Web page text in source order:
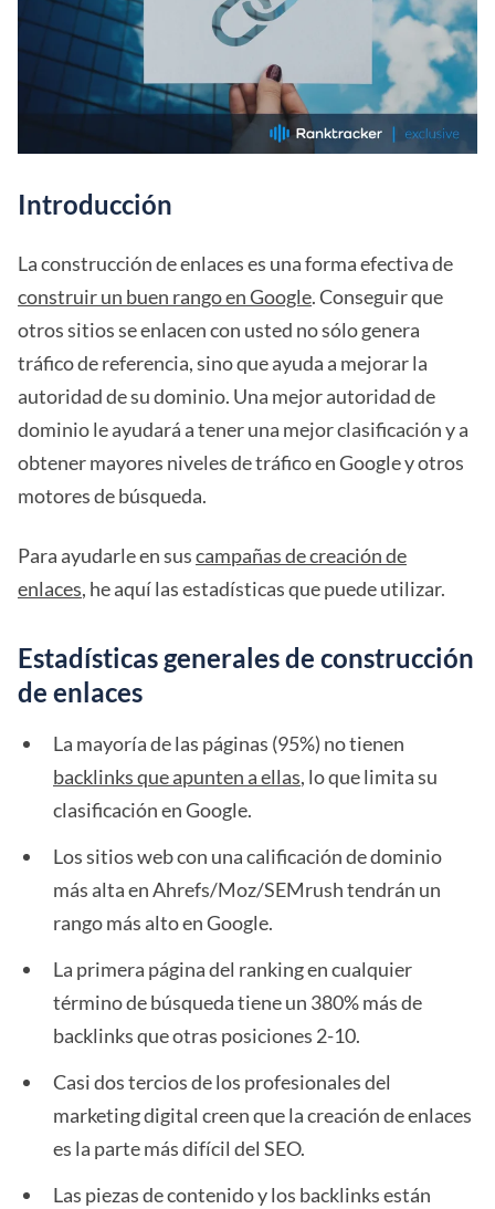
Introducción
La construcción de enlaces es una forma efectiva de
construir un buen rango en Google. Conseguir que
otros sitios se enlacen con usted no sólo genera
tráfico de referencia, sino que ayuda a mejorar la
autoridad de su dominio. Una mejor autoridad de
dominio le ayudará a tener una mejor clasificación y a
obtener mayores niveles de tráfico en Google y otros
motores de búsqueda.
Para ayudarle en suscampañas de creación de
enlaces, he aquí las estadísticas que puede utilizar.
Estadísticas generales de construcción
de enlaces
La mayoría de las páginas (95%) no tienen
backlinks que apunten a ellas, lo que limita su
clasificación en Google.
Los sitios web con una calificación de dominio
más alta en Ahrefs/Moz/SEMrush tendrán un
rango más alto en Google.
La primera página del ranking en cualquier
término de búsqueda tiene un 380% más de
backlinks que otras posiciones 2-10.
Casi dos tercios de los profesionales del
marketing digital creen que la creación de enlaces
es la parte más difícil del SEO.
Las piezas de contenido y los backlinks están